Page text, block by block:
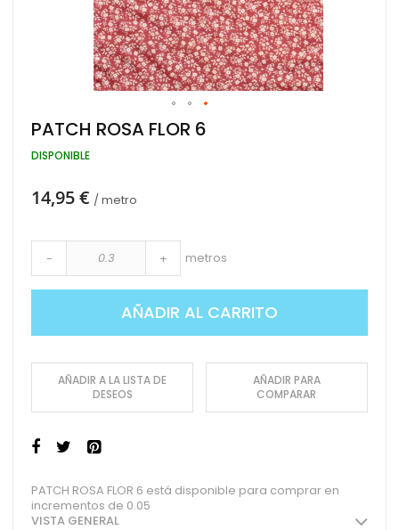
Saltar
al
comienzo
galería
PATCH ROSA FLOR 6
DISPONIBLE
14,95 € / metro
- + metros
AÑADIR AL CARRITO
AÑADIR A LA LISTA DE
DESEOS
AÑADIR PARA
COMPARAR
PATCH ROSA FLOR 6 está disponible para comprar en
incrementos de 0.05
VISTA GENERAL